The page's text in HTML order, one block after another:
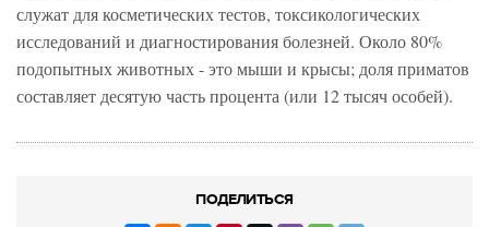
служат для косметических тестов, токсикологических
исследований и диагностирования болезней. Около 80%
подопытных животных - это мыши и крысы; доля приматов
составляет десятую часть процента (или 12 тысяч особей).
ПОДЕЛИТЬСЯ